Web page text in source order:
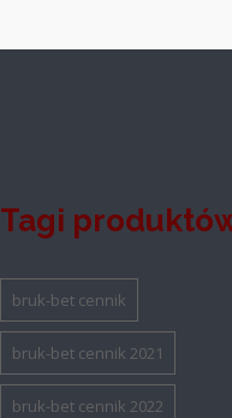
Tagi
bruk-bet cennik
bruk-bet cennik 2021
bruk-bet cennik 2022